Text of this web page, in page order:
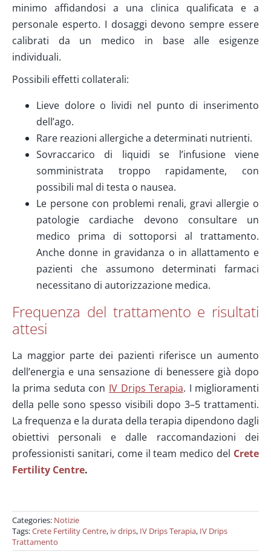
minimo affidandosi a una clinica qualificata e a
personale esperto. I dosaggi devono sempre essere
calibrati da un medico in base alle esigenze
individuali.
Possibili effetti collaterali:
Lieve dolore o lividi nel punto di inserimento
dell’ago.
Rare reazioni allergiche a determinati nutrienti.
Sovraccarico di liquidi se l’infusione viene
somministrata troppo rapidamente, con
possibili mal di testa o nausea.
Le persone con problemi renali, gravi allergie o
patologie cardiache devono consultare un
medico prima di sottoporsi al trattamento.
Anche donne in gravidanza o in allattamento e
pazienti che assumono determinati farmaci
necessitano di autorizzazione medica.
Frequenza del trattamento e risultati
attesi
La maggior parte dei pazienti riferisce un aumento
dell’energia e una sensazione di benessere già dopo
la prima seduta con IV Drips Terapia. I miglioramenti
della pelle sono spesso visibili dopo 3–5 trattamenti.
La frequenza e la durata della terapia dipendono dagli
obiettivi personali e dalle raccomandazioni dei
professionisti sanitari, come il team medico del Crete
Fertility Centre.
Categories: Notizie
Tags:Crete Fertility Centre, iv drips, IV Drips Terapia, IV Drips
Trattamento